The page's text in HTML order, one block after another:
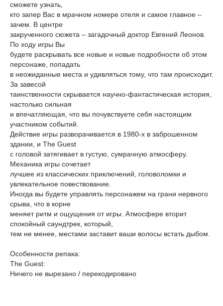
сможете узнать,
кто запер Вас в мрачном номере отеля и самое главное –
зачем. В центре
закрученного сюжета – загадочный доктор Евгений Леонов.
По ходу игры Вы
будете раскрывать все новые и новые подробности об этом
персонаже, попадать
в неожиданные места и удивляться тому, что там происходит.
За завесой
таинственности скрывается научно-фантастическая история,
настолько сильная
и впечатляющая, что вы почувствуете себя настоящим
участником событий.
Действие игры разворачивается в 1980-х в заброшенном
здании, и The Guest
с головой затягивает в густую, сумрачную атмосферу.
Механика игры сочетает
лучшее из классических приключений, головоломки и
увлекательное повествование.
Иногда вы будете управлять персонажем на грани нервного
срыва, что в корне
меняет ритм и ощущения от игры. Атмосфере вторит
спокойный саундтрек, который,
тем не менее, местами заставит ваши волосы встать дыбом.
Особенности репака:
The Guest:
Ничего не вырезано / перекодировано